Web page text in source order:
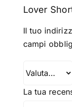
Lover
Il tuo
campi
La tua